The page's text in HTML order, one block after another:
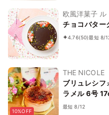
欧風洋菓子 ル
チョコバタ
4.76(50)最短 8/
10%OFF
THE NICOLE
ブリュレシフ
ラメル 6号
最短 8/12